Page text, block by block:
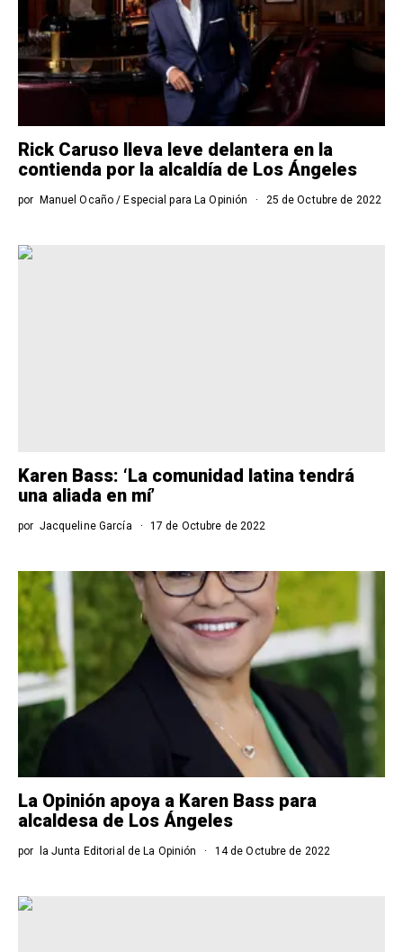
Rick Caruso lleva leve delantera en la
contienda por la alcaldía de Los Ángeles
por Manuel Ocaño / Especial para La Opinión 25 de Octubre de 2022
Karen Bass: ‘La comunidad latina tendrá
una aliada en mí’
por Jacqueline García 17 de Octubre de 2022
La Opinión apoya a Karen Bass para
alcaldesa de Los Ángeles
por la Junta Editorial de La Opinión 14 de Octubre de 2022